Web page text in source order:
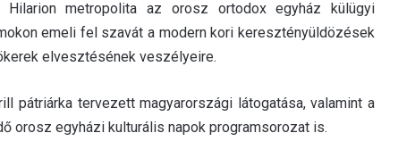
metropolita az orosz ortodox egyház külügyi
emeli fel szavát a modern kori keresztényüldözések
elvesztésének veszélyeire.
pátriárka tervezett magyarországi látogatása, valamint a
orosz egyházi kulturális napok programsorozat is.